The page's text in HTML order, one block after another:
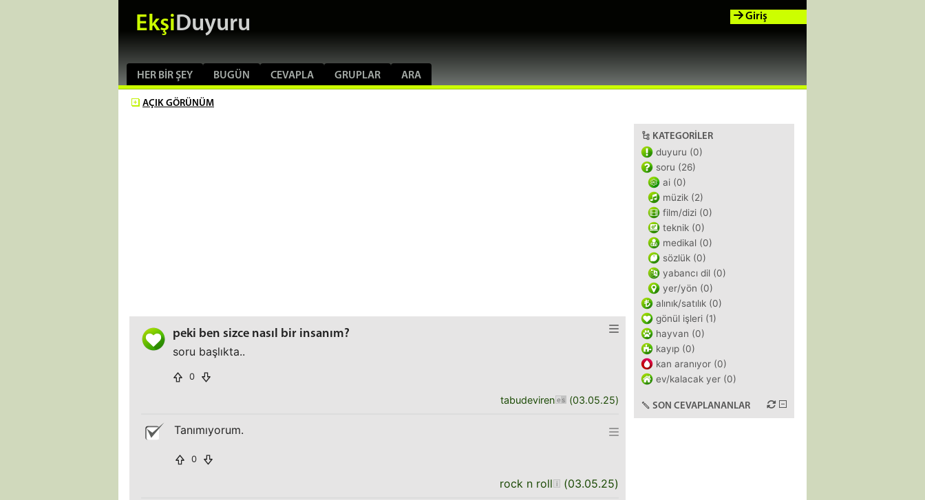
EkşiDuyuru
HER BIR ŞEY BUGÜN CEVAPLA GRUPLAR ARA
Giriş
AÇIK GÖRÜNÜM
peki ben sizce nasıl bir insanım?
soru başlıkta..
0
tabudeviren (03.05.25)
Tanımıyorum.
0
rock n roll (03.05.25)
KATEGORILER
duyuru (0)
soru (26)
ai (0)
müzik (2)
film/dizi (0)
teknik (0)
medikal (0)
sözlük (0)
yabancı dil (0)
yer/yön (0)
alınık/satılık (0)
gönül işleri (1)
hayvan (0)
kayıp (0)
kan aranıyor (0)
ev/kalacak yer (0)
SON CEVAPLANANLAR